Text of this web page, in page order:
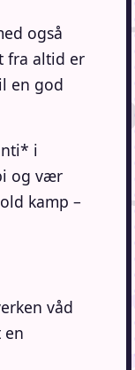
også
fra altid er
en god
i
og vær
kamp –
våd
en